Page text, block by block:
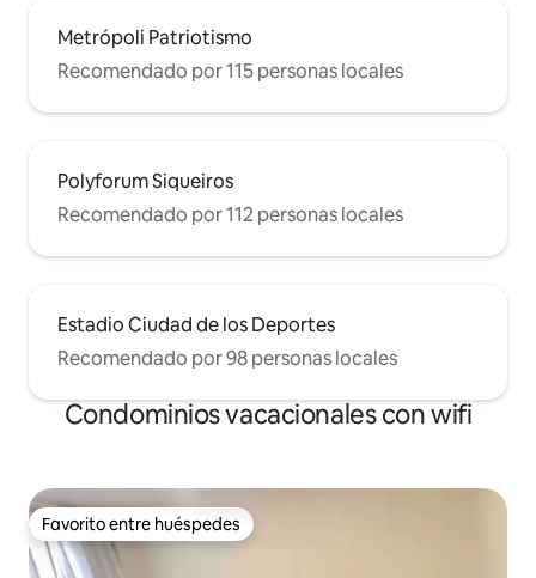
Metrópoli Patriotismo
Recomendado por 115 personas locales
Polyforum Siqueiros
Recomendado por 112 personas locales
Estadio Ciudad de los Deportes
Recomendado por 98 personas locales
Condominios vacacionales con wifi
Favorito entre huéspedes
Favorito entre huéspedes